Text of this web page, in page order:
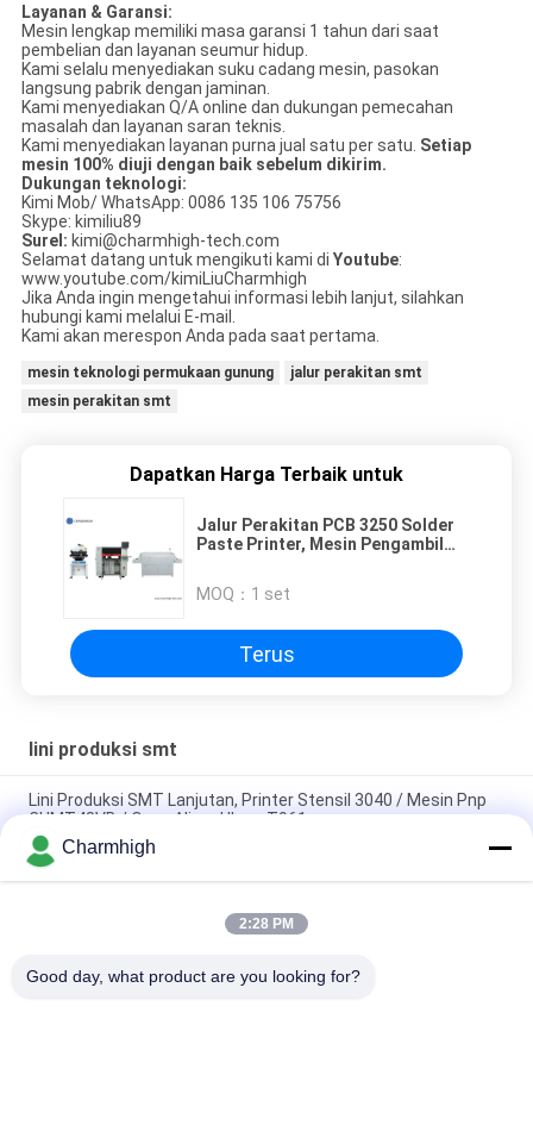
Layanan & Garansi:
Mesin lengkap memiliki masa garansi 1 tahun dari saat
pembelian dan layanan seumur hidup.
Kami selalu menyediakan suku cadang mesin, pasokan
langsung pabrik dengan jaminan.
Kami menyediakan Q/A online dan dukungan pemecahan
masalah dan layanan saran teknis.
Kami menyediakan layanan purna jual satu per satu. Setiap
mesin 100% diuji dengan baik sebelum dikirim.
Dukungan teknologi:
Kimi Mob/ WhatsApp: 0086 135 106 75756
Skype: kimiliu89
Surel: kimi@charmhigh-tech.com
Selamat datang untuk mengikuti kami di Youtube:
www.youtube.com/kimiLiuCharmhigh
Jika Anda ingin mengetahui informasi lebih lanjut, silahkan
hubungi kami melalui E-mail.
Kami akan merespon Anda pada saat pertama.
mesin teknologi permukaan gunung
jalur perakitan smt
mesin perakitan smt
Dapatkan Harga Terbaik untuk
Jalur Perakitan PCB 3250 Solder
Paste Printer, Mesin Pengambil
Reflow
MOQ： 1 set
Terus
lini produksi smt
Lini Produksi SMT Lanjutan, Printer Stensil 3040 / Mesin Pnp
CHMT48VB / Oven Aliran Ulang T961
Total Panjang 3,5m Tinggi Precision SMT kecil Produksi Line
0201, BGA, 144 pin IC
Jalur Perakitan PCB Otomatis Penuh Kinerja Tinggi Untuk
Charmhigh
2:28 PM
Good day, what product are you looking for?